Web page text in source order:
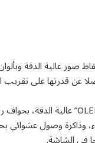
صور عالية الدقة